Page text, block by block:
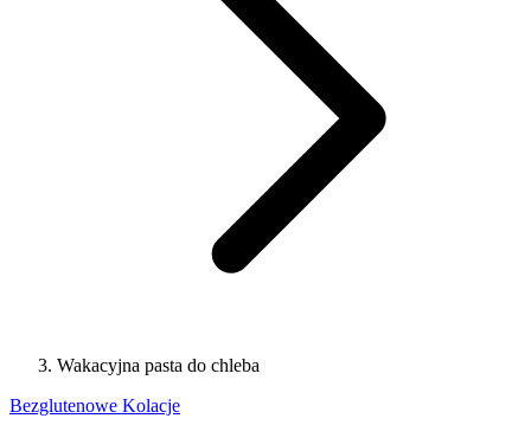
Wakacyjna pasta do chleba
Bezglutenowe Kolacje